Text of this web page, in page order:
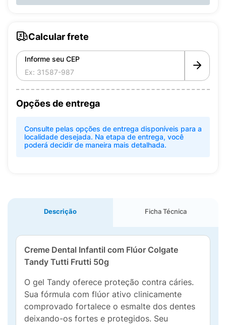
Calcular frete
Informe seu CEP
Opções de entrega
Consulte pelas opções de entrega disponíveis para a
localidade desejada. Na etapa de entrega, você
poderá decidir de maneira mais detalhada.
Descrição Ficha Técnica
Creme Dental Infantil com Flúor Colgate
Tandy Tutti Frutti 50g
O gel Tandy oferece proteção contra cáries.
Sua fórmula com flúor ativo clinicamente
comprovado fortalece o esmalte dos dentes
deixando-os fortes e protegidos. Seu